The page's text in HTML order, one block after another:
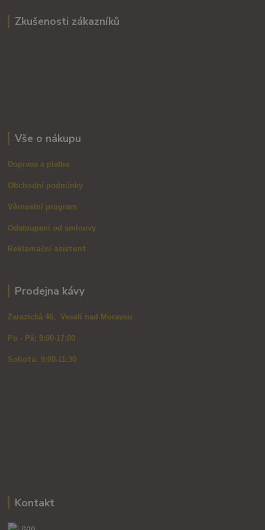
Zkušenosti zákazníků
Vše o nákupu
Doprava a platba
Obchodní podmínky
Věrnostní program
Odstoupení od smlouvy
Reklamační asistent
Prodejna kávy
Zarazická 46, Veselí nad Moravou
Po - Pá: 9:00-17:00
Sobota: 9:00-11:30
Kontakt